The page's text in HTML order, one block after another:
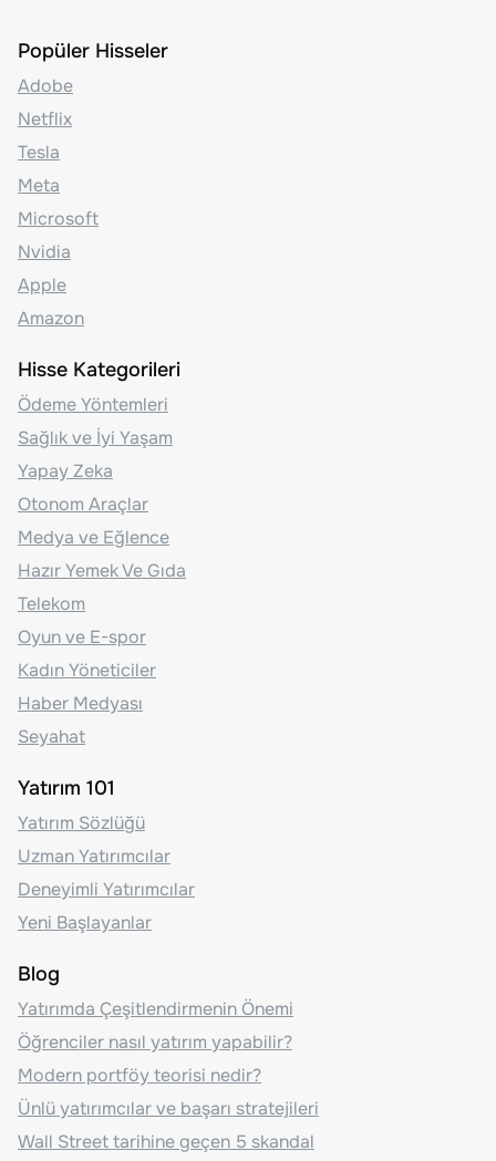
Popüler Hisseler
Adobe
Netflix
Tesla
Meta
Microsoft
Nvidia
Apple
Amazon
Hisse Kategorileri
Ödeme Yöntemleri
Sağlık ve İyi Yaşam
Yapay Zeka
Otonom Araçlar
Medya ve Eğlence
Hazır Yemek Ve Gıda
Telekom
Oyun ve E-spor
Kadın Yöneticiler
Haber Medyası
Seyahat
Yatırım 101
Yatırım Sözlüğü
Uzman Yatırımcılar
Deneyimli Yatırımcılar
Yeni Başlayanlar
Blog
Yatırımda Çeşitlendirmenin Önemi
Öğrenciler nasıl yatırım yapabilir?
Modern portföy teorisi nedir?
Ünlü yatırımcılar ve başarı stratejileri
Wall Street tarihine geçen 5 skandal